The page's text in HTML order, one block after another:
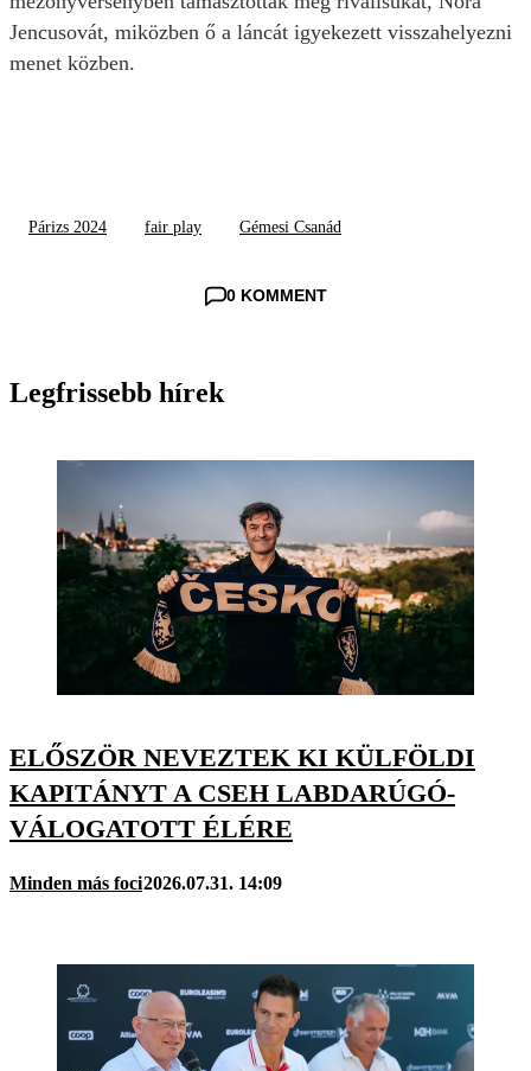
Jencusovát, miközben ő a láncát igyekezett visszahelyezni
menet közben.
Párizs 2024 fair play Gémesi Csanád
0 KOMMENT
Legfrissebb hírek
ELŐSZÖR NEVEZTEK KI KÜLFÖLDI
KAPITÁNYT A CSEH LABDARÚGÓ-
VÁLOGATOTT ÉLÉRE
Minden más foci2026.07.31. 14:09